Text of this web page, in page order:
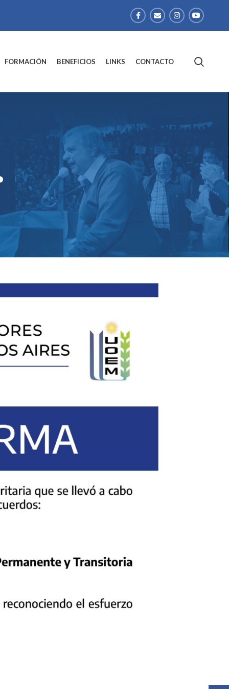
FORMACIÓN BENEFICIOS LINKS CONTACTO